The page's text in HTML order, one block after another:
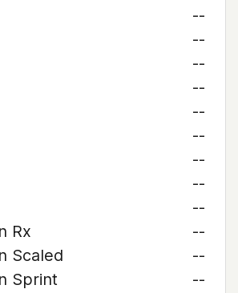
--
--
--
--
--
--
--
--
--
Rx
--
Scaled
--
Sprint
--